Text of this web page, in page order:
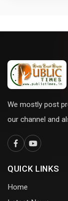
We mostly post
our channel and
QUICK LINKS
Home